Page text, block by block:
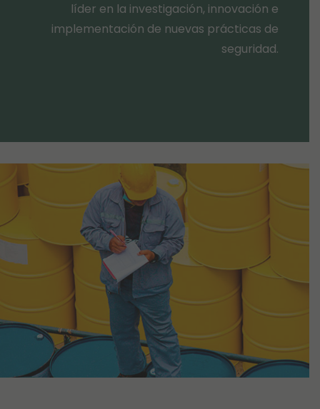
líder en la investigación, innovación e
implementación de nuevas prácticas de
seguridad.